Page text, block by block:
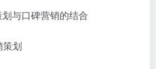
与口碑营销的结合
策划